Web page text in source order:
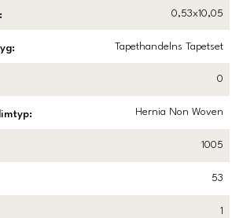
: 0,53x10,05
: Tapethandelns Tapetset
0
: Hernia Non Woven
1005
53
1